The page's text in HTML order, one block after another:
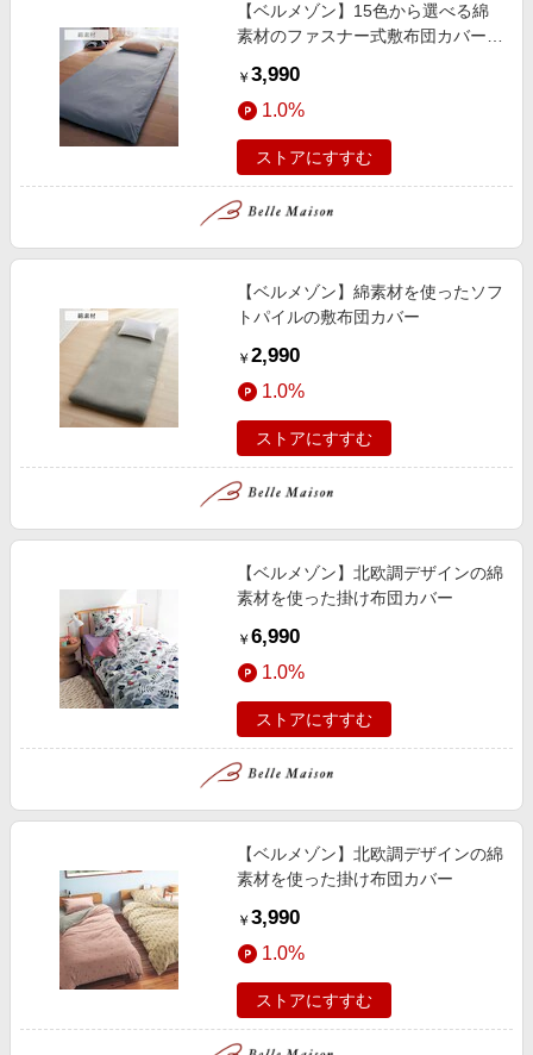
【ベルメゾン】15色から選べる綿
素材のファスナー式敷布団カバー
￥ 3,990
1.0%
ストアにすすむ
【ベルメゾン】綿素材を使ったソフ
トパイルの敷布団カバー
￥ 2,990
1.0%
ストアにすすむ
【ベルメゾン】北欧調デザインの綿
素材を使った掛け布団カバー
￥ 6,990
1.0%
ストアにすすむ
【ベルメゾン】北欧調デザインの綿
素材を使った掛け布団カバー
￥ 3,990
1.0%
ストアにすすむ